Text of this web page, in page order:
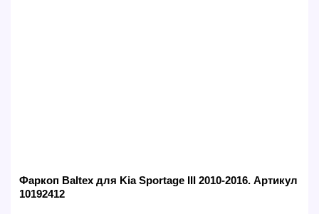
Фаркоп Baltex для Kia Sportage III 2010-2016. Артикул
10192412